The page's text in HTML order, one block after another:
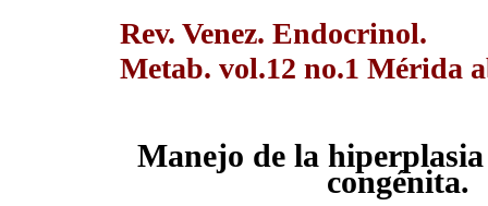
Rev. Venez. Endocrinol.
Metab. vol.12 no.1 Mérida
Manejo de la
congénita.